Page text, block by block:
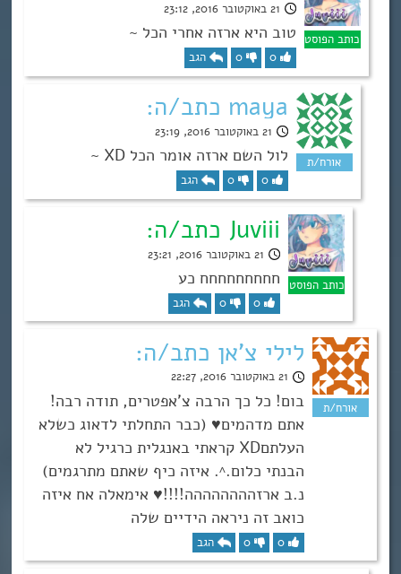
21 באוקטובר 2016, 23:12
טוב היא ארזה אחרי הכל ~
0
0 הגב
maya כתב/ה:
21 באוקטובר 2016, 23:19
לול השם ארזה אומר הכל XD ~
0
0 הגב
Juviii כתב/ה:
21 באוקטובר 2016, 23:21
חחחחחחחחח כע
0
0 הגב
לילי צ'אן כתב/ה:
21 באוקטובר 2016, 22:27
בום! כל כך הרבה צ’אפטרים, תודה רבה!
אתם מדהמים♥ (כבר התחלתי לדאוג כשלא
העלתםXD קראתי באנגלית כרגיל לא
הבנתי כלום.^. איזה כיף שאתם מתרגמים)
נ.ב ארזהההההההה!!!!♥ אימאלה אח איזה
כואב זה ניראה הידיים שלה
0
0 הגב